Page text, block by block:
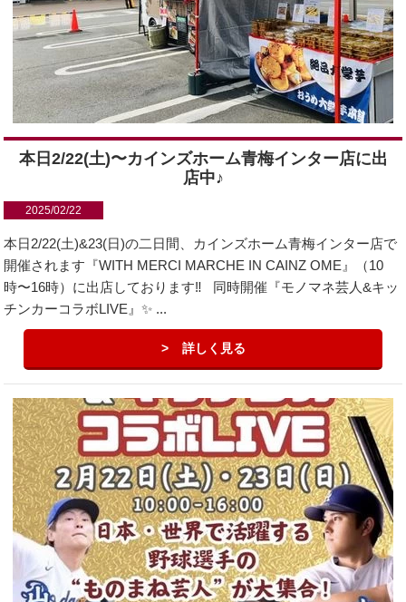
本日2/22(土)〜カインズホーム青梅インター店に出
店中♪
2025/02/22
本日2/22(土)&23(日)の二日間、カインズホーム青梅インター店で
開催されます『WITH MERCI MARCHE IN CAINZ OME』（10
時〜16時）に出店しております‼️ 同時開催『モノマネ芸人&キッ
チンカーコラボLIVE』✨ ...
詳しく見る